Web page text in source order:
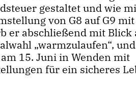
gestaltet und wie
von G8 auf G9
er abschließend mit Blick
„warmzulaufen“,
15. Juni in Wenden mit
für ein sicheres